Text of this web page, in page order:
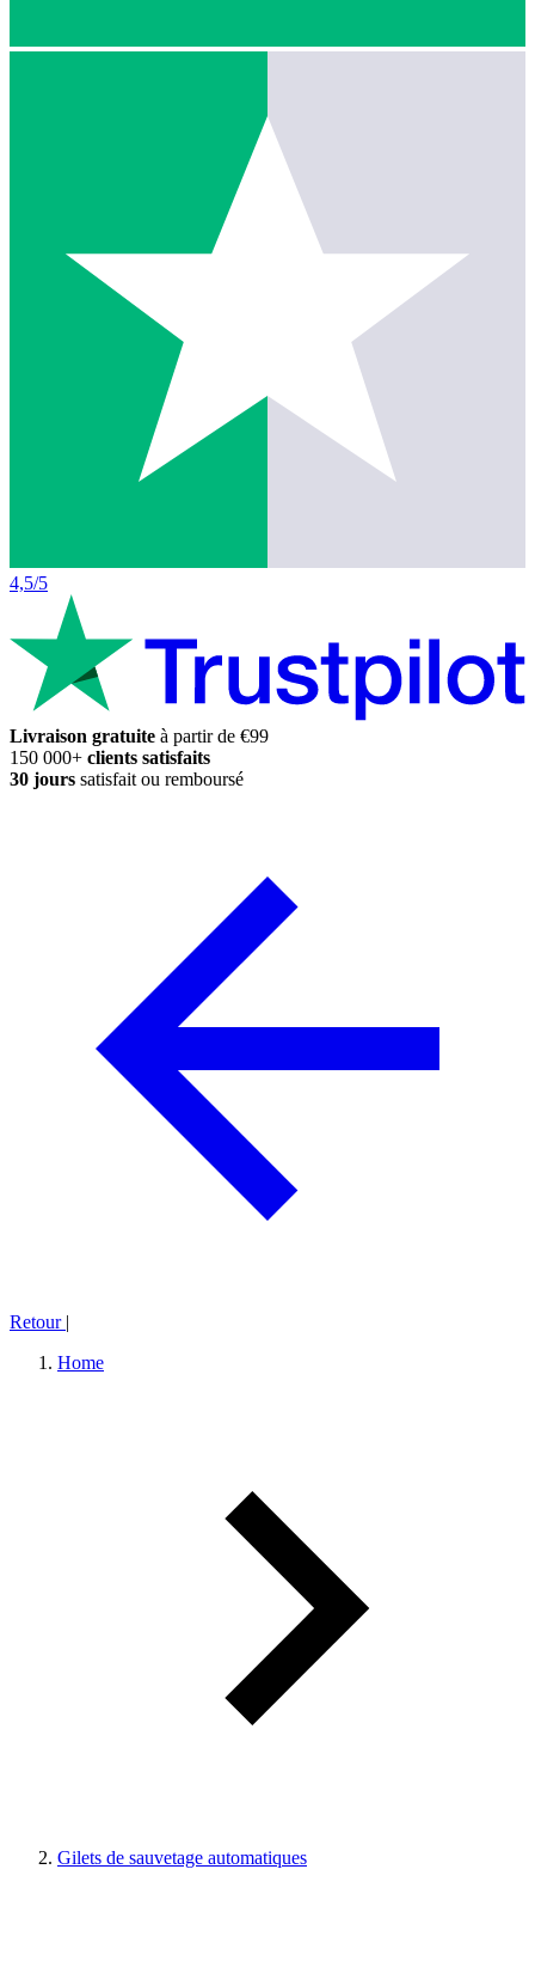
4,5/5
Livraison gratuite à partir de €99
150 000+ clients satisfaits
30 jours satisfait ou remboursé
Retour |
Home
Gilets de sauvetage automatiques